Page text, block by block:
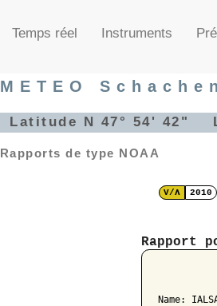
METEO
Latitude N 47° 54' 42"
Temps réel Instruments
Rapports de type NOAA
V/Λ
2010
Rapport
Name: